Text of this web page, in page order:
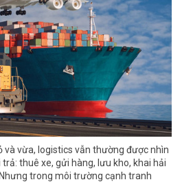
và vừa, logistics vẫn thường được nhìn
thuê xe, gửi hàng, lưu kho, khai hải
trong môi trường cạnh tranh